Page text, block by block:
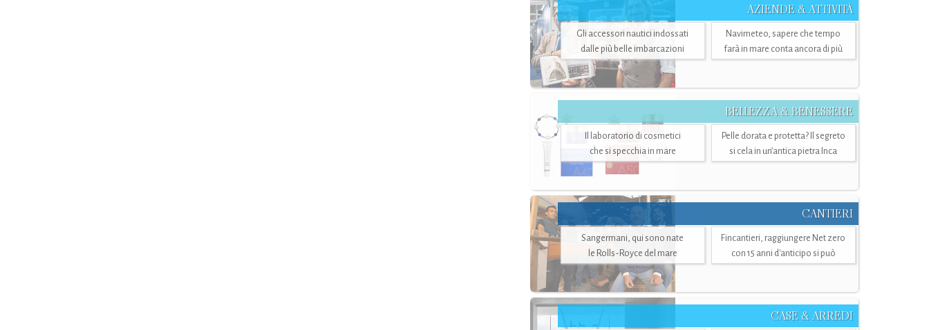
AZIENDE & ATTIVITÀ
Gli accessori nautici indossati
dalle più belle imbarcazioni
Navimeteo, sapere che tempo
farà in mare conta ancora di più
BELLEZZA & BENESSERE
Il laboratorio di cosmetici
che si specchia in mare
Pelle dorata e protetta? Il segreto
si cela in un’antica pietra Inca
CANTIERI
Sangermani, qui sono nate
le Rolls-Royce del mare
Fincantieri, raggiungere Net zero
con 15 anni d'anticipo si può
CASE & ARREDI